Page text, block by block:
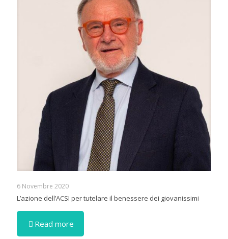
6 Novembre 2020
L’azione dell’ACSI per tutelare il benessere dei giovanissimi
Read more